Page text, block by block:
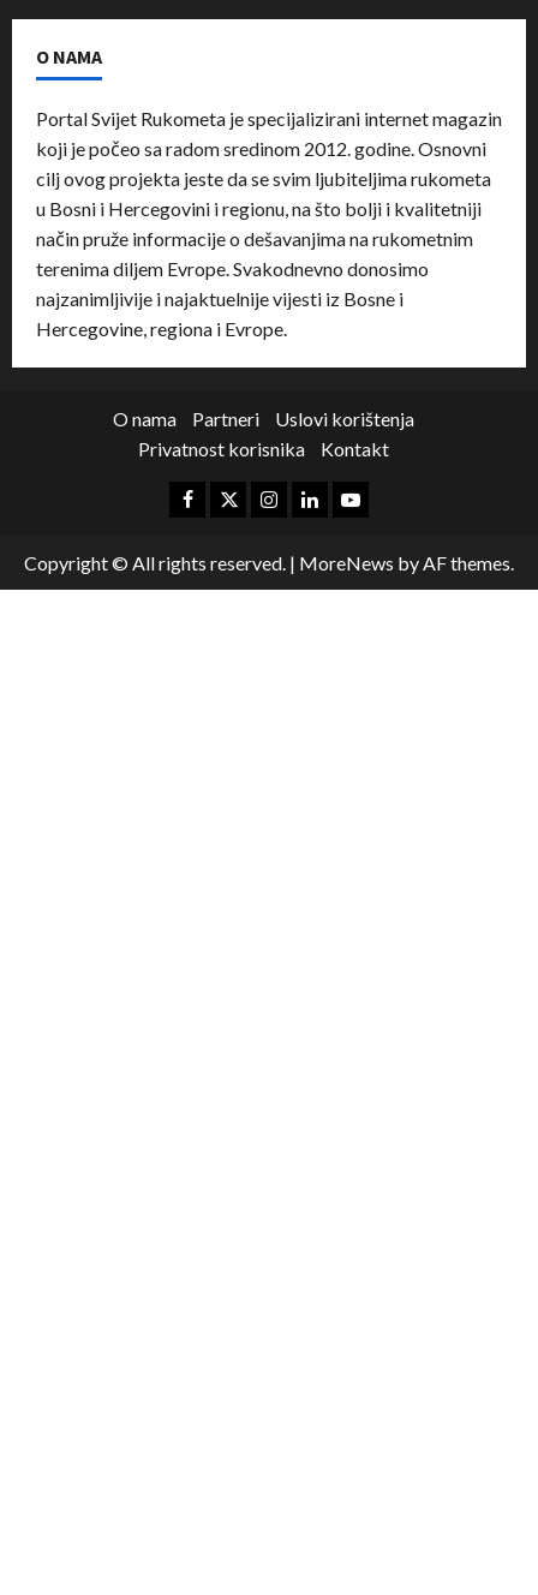
O NAMA
Portal Svijet Rukometa je specijalizirani internet magazin
koji je počeo sa radom sredinom 2012. godine. Osnovni
cilj ovog projekta jeste da se svim ljubiteljima rukometa
u Bosni i Hercegovini i regionu, na što bolji i kvalitetniji
način pruže informacije o dešavanjima na rukometnim
terenima diljem Evrope. Svakodnevno donosimo
najzanimljivije i najaktuelnije vijesti iz Bosne i
Hercegovine, regiona i Evrope.
O nama Partneri
Uslovi korištenja
Privatnost korisnika
Kontakt
Copyright © All rights reserved. | MoreNews by AF themes.